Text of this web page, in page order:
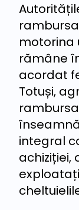
motorina
rămâne
acordat
Totuși,
integral